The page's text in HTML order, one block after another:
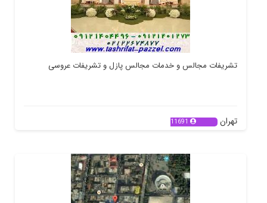
تشریفات مجالس و خدمات مجالس پازل و تشریفات عروسی
تهران 11691